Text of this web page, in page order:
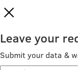
Leave your
Submit your data &